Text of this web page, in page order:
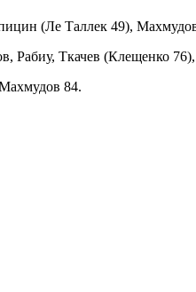
(Ле Таллек 49),
Ткачев (Клещенко 76),
84.